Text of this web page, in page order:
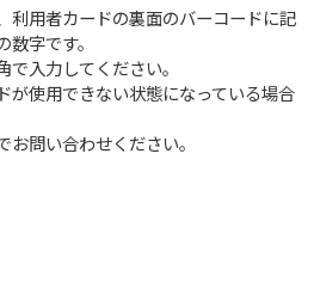
利用者カードの裏面のバーコードに記
数字です。
で入力してください。
が使用できない状態になっている場合
お問い合わせください。